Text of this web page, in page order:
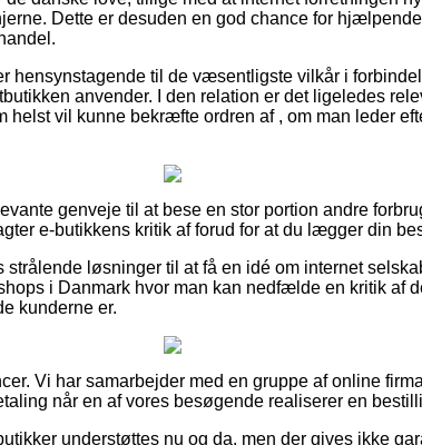
Dette er desuden en god chance for
hensynstagende til de væsentligste vilkår i
anvender. I den relation er det ligeledes
helst vil kunne bekræfte ordren af , om man leder
genveje til at bese en stor portion andre
e-butikkens kritik af forud for at du lægger din
løsninger til at få en idé om internet
i Danmark hvor man kan nedfælde en kritik af
kunderne er.
Vi har samarbejder med en gruppe af online
når en af vores besøgende realiserer en
understøttes nu og da, men der gives ikke